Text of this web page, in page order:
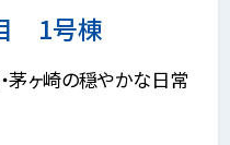
1号棟
茅ヶ崎の穏やかな日常